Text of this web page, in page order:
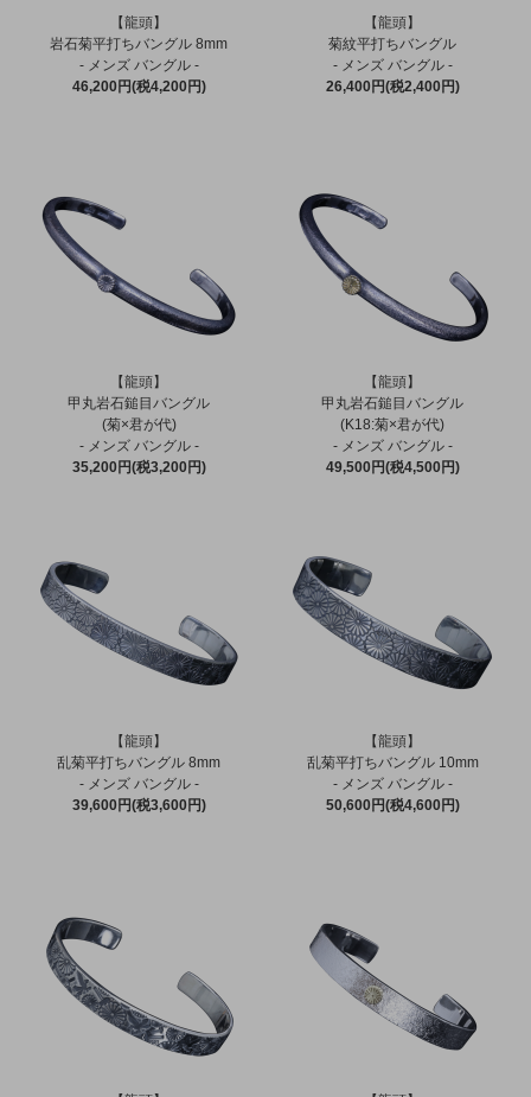
【龍頭】
岩石菊平打ちバングル 8mm
- メンズ バングル -
46,200円(税4,200円)
【龍頭】
菊紋平打ちバングル
- メンズ バングル -
26,400円(税2,400円)
【龍頭】
甲丸岩石鎚目バングル
(菊×君が代)
- メンズ バングル -
35,200円(税3,200円)
【龍頭】
甲丸岩石鎚目バングル
(K18:菊×君が代)
- メンズ バングル -
49,500円(税4,500円)
【龍頭】
乱菊平打ちバングル 8mm
- メンズ バングル -
39,600円(税3,600円)
【龍頭】
乱菊平打ちバングル 10mm
- メンズ バングル -
50,600円(税4,600円)